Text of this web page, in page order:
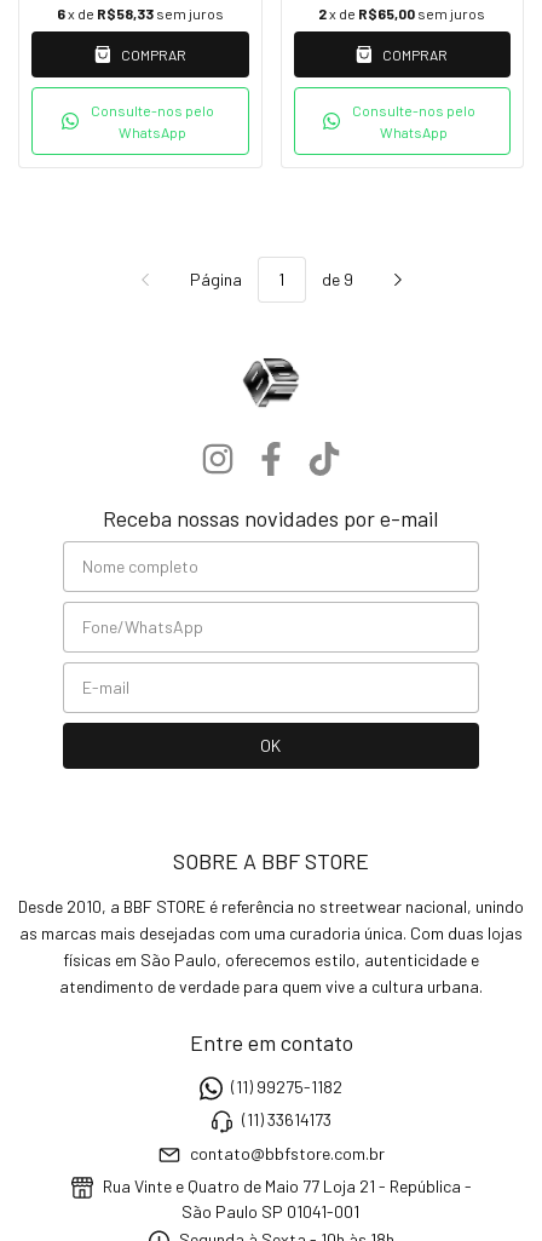
6x de R$58,33 sem juros
COMPRAR
Consulte-nos pelo
WhatsApp
2x de R$65,00 sem juros
COMPRAR
Consulte-nos pelo
WhatsApp
Página de 9
Receba nossas novidades por e-mail
SOBRE A BBF STORE
Desde 2010, a BBF STORE é referência no streetwear nacional, unindo
as marcas mais desejadas com uma curadoria única. Com duas lojas
físicas em São Paulo, oferecemos estilo, autenticidade e
atendimento de verdade para quem vive a cultura urbana.
Entre em contato
(11) 99275-1182
(11) 33614173
contato@bbfstore.com.br
Rua Vinte e Quatro de Maio 77 Loja 21 - República -
São Paulo SP 01041-001